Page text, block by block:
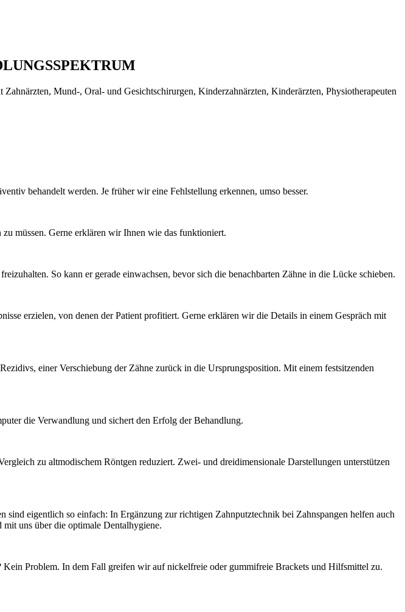
Mund-, Oral- und Gesichtschirurgen, Kinderzahnärzten, Kinderärzten, Physiotherapeuten
behandelt werden. Je früher wir eine Fehlstellung erkennen, umso besser.
müssen. Gerne erklären wir Ihnen wie das funktioniert.
So kann er gerade einwachsen, bevor sich die benachbarten Zähne in die Lücke schieben.
erzielen, von denen der Patient profitiert. Gerne erklären wir die Details in einem Gespräch mit
einer Verschiebung der Zähne zurück in die Ursprungsposition. Mit einem festsitzenden
die Verwandlung und sichert den Erfolg der Behandlung.
zu altmodischem Röntgen reduziert. Zwei- und dreidimensionale Darstellungen unterstützen
eigentlich so einfach: In Ergänzung zur richtigen Zahnputztechnik bei Zahnspangen helfen auch
uns über die optimale Dentalhygiene.
Problem. In dem Fall greifen wir auf nickelfreie oder gummifreie Brackets und Hilfsmittel zu.